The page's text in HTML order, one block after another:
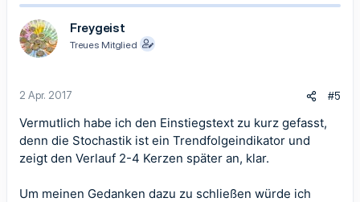
Freygeist
Treues Mitglied
2 Apr. 2017 #5
Vermutlich habe ich den Einstiegstext zu kurz gefasst,
denn die Stochastik ist ein Trendfolgeindikator und
zeigt den Verlauf 2-4 Kerzen später an, klar.
Um meinen Gedanken dazu zu schließen würde ich